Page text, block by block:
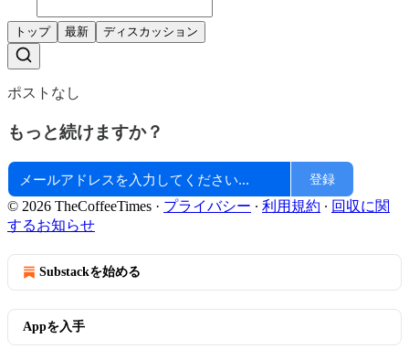
トップ 最新 ディスカッション
ポストなし
もっと続けますか？
登録
© 2026 TheCoffeeTimes · プライバシー ∙ 利用規約 ∙ 回収に関
するお知らせ
Substackを始める
Appを入手